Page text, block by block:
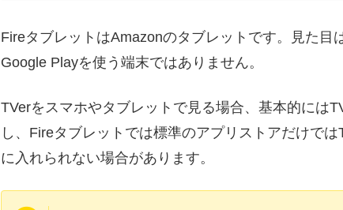
FireタブレットはAmazonのタブレットです。見た
Google Playを使う端末ではありません。
TVerをスマホやタブレットで見る場合、基本的には
し、Fireタブレットでは標準のアプリストアだけで
に入れられない場合があります。